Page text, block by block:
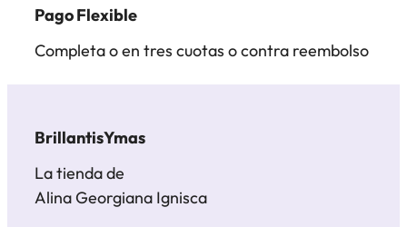
Pago Flexible
Completa o en tres cuotas o contra reembolso
BrillantisYmas
La tienda de
Alina Georgiana Ignisca